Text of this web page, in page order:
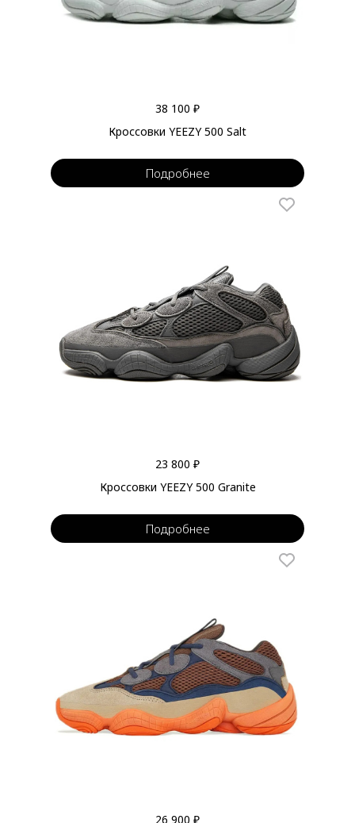
38 100 ₽
Кроссовки YEEZY 500 Salt
Подробнее
23 800 ₽
Кроссовки YEEZY 500 Granite
Подробнее
26 900 ₽